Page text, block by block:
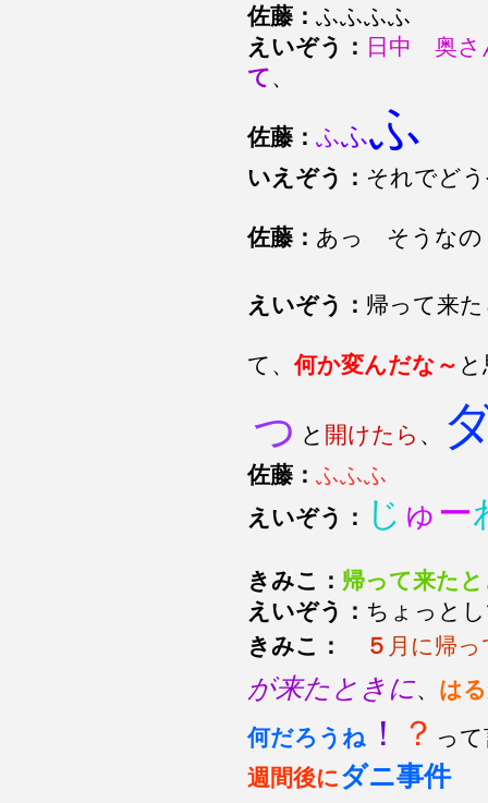
佐藤： ふふふふ
えいぞう： 日中 奥さ
て、
佐藤： ふふふ
いえぞう： それでど
佐藤： あっ そうなの
えいぞう： 帰って来
て、何か変んだな～
っ と 開けたら 、
佐藤： ふふふ
えいぞう：
じ ゅー
きみこ： 帰って来た
えいぞう： ちょっと
きみこ：
５ 月に帰
が来たときに、 は
何だろうね ！ ？ っ
週間後にダニ事件